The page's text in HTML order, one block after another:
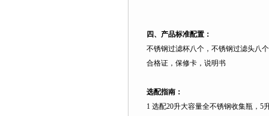
四、产品标准配置：
不锈钢过滤杯八个，不锈钢过滤头八
合格证，保修卡，说明书
选配指南：
1 选配20升大容量全不锈钢收集瓶， 5